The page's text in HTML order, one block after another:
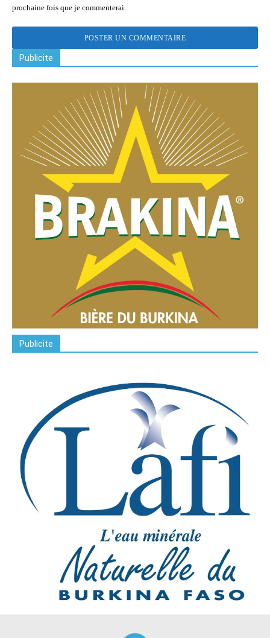
prochaine fois que je commenterai.
Publicite
Publicite